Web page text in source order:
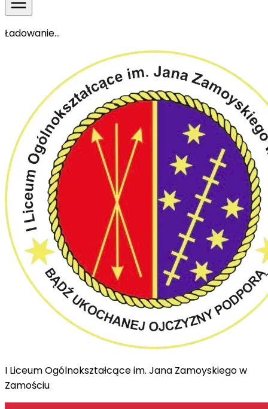
Ładowanie...
I Liceum Ogólnokształcące im. Jana Zamoyskiego w
Zamościu